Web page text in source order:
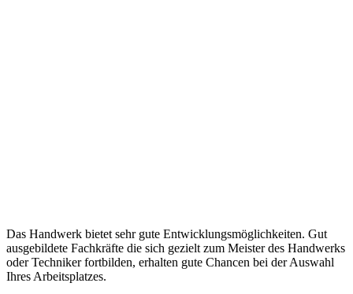
Das Handwerk bietet sehr gute Entwicklungsmöglichkeiten. Gut
ausgebildete Fachkräfte die sich gezielt zum Meister des Handwerks
oder Techniker fortbilden, erhalten gute Chancen bei der Auswahl
Ihres Arbeitsplatzes.